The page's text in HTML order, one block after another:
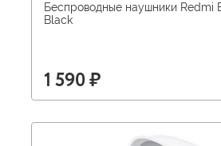
Беспроводные наушники Redmi
Black
1 590 ₽